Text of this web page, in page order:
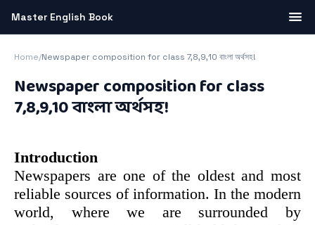
Master English Book
Home/Newspaper composition for class 7,8,9,10 বাংলা অর্থসহ!
Newspaper composition for class
7,8,9,10 বাংলা অর্থসহ!
Introduction
Newspapers are one of the oldest and most
reliable sources of information. In the modern
world, where we are surrounded by